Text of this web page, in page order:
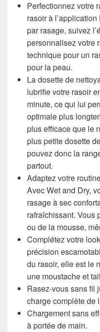
Perfectionnez votre
rasoir à
par rasage, suivez
personnalisez votre
technique pour un
pour la peau.
La dosette de
lubrifie votre rasoir
minute, ce qui lui
optimale plus
plus efficace que le
plus petite dosette
pouvez donc la
partout.
Adaptez votre
Avec Wet and Dry,
rasage à sec
rafraîchissant. Vous
ou de la mousse,
Complétez votre
précision
du rasoir, elle est le
une moustache et
Rasez-vous sans fil
charge complète de
Chargement sans
à portée de main.